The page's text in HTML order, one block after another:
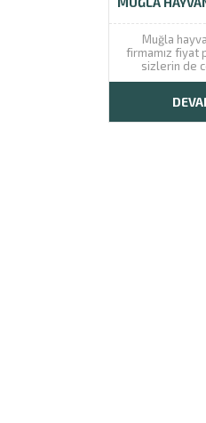
Muğla
firmamız fiyat
sizlerin de
tasarlanmıştır.
olabilir. Muğla
uğraşan ciddi